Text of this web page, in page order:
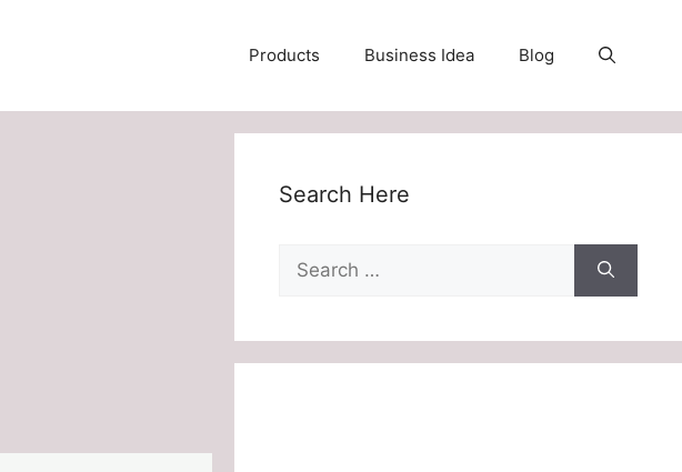
Products Business Idea Blog
Search Here
Search
for: